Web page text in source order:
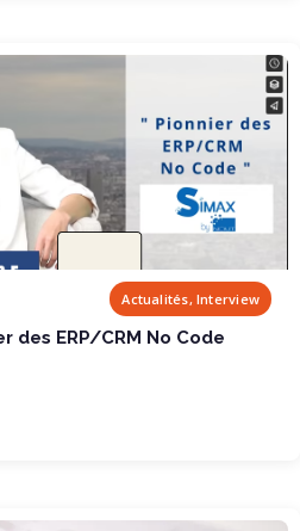
Actualités, Interview
des ERP/CRM No Code